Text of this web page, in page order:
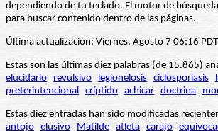
dependiendo de tu teclado. El motor de
para buscar contenido dentro de las páginas.
Última actualización: Viernes, Agosto 7 06:16
Estas son las últimas diez palabras (de 15.865)
elucidario
revulsivo legionelosis ciclosporiasis
preterintencional críptido achicar doctrina
Estas diez entradas han sido modificadas
antojo elusivo Matilde atleta carajo